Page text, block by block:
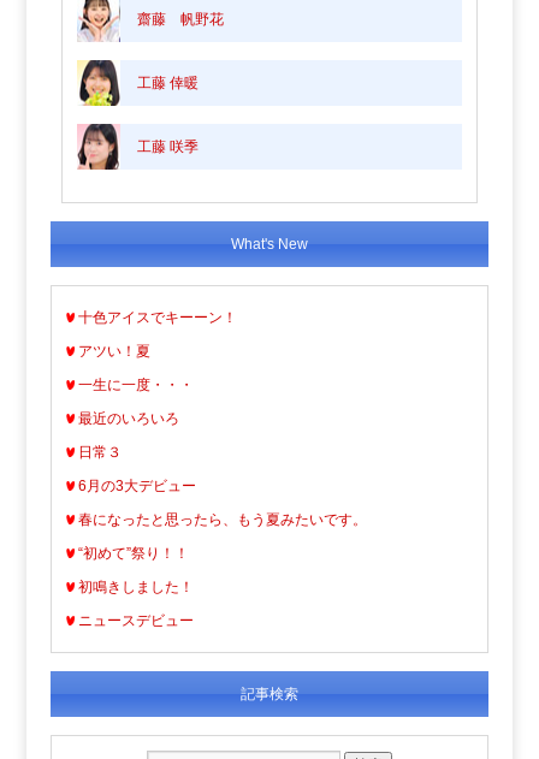
齋藤 帆野花
工藤 倖暖
工藤 咲季
What's New
十色アイスでキーーン！
アツい！夏
一生に一度・・・
最近のいろいろ
日常３
6月の3大デビュー
春になったと思ったら、もう夏みたいです。
“初めて”祭り！！
初鳴きしました！
ニュースデビュー
記事検索